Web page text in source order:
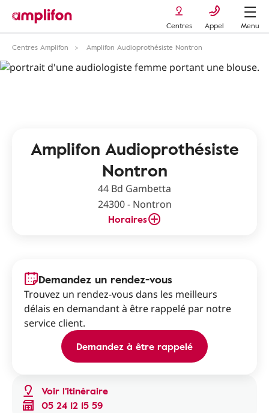
Centres Appel
Menu
Centres Amplifon
Amplifon Audioprothésiste Nontron
Amplifon Audioprothésiste
Nontron
44 Bd Gambetta
24300 - Nontron
Horaires
Voir l'itinéraire
05 24 12 15 59
Demandez un rendez-vous
Trouvez un rendez-vous dans les meilleurs
délais en demandant à être rappelé par notre
service client.
Demandez à être rappelé